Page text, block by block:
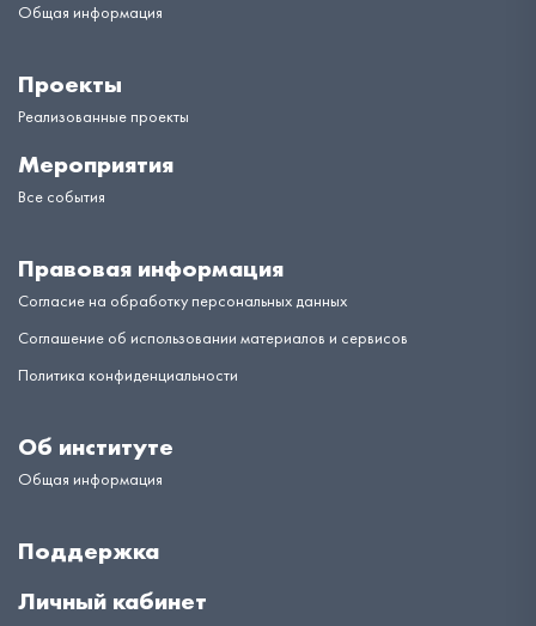
Общая информация
Проекты
Реализованные проекты
Мероприятия
Все события
Правовая информация
Согласие на обработку персональных данных
Соглашение об использовании материалов и сервисов
Политика конфиденциальности
Об институте
Общая информация
Поддержка
Личный кабинет